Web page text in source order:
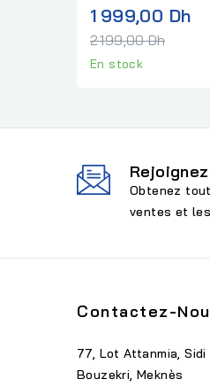
POP GCV2 XE
1 999,00 Dh
2 199,00 Dh
En stock
Obtenez
ventes et
Contactez-
77, Lot Attanmia, Sidi
Bouzekri, Meknès